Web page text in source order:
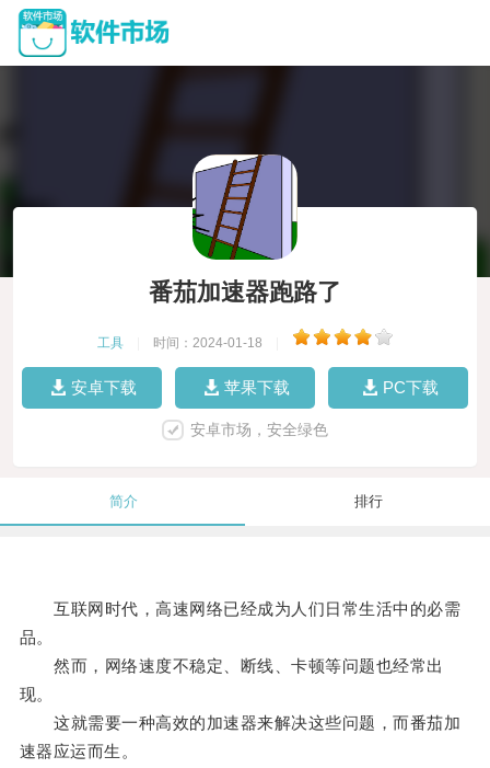
番茄加速器跑路了
工具 时间：2024-01-18
安卓下载 苹果下载 PC下载
安卓市场，安全绿色
简介 排行
互联网时代，高速网络已经成为人们日常生活中的必需
品。
然而，网络速度不稳定、断线、卡顿等问题也经常出
现。
这就需要一种高效的加速器来解决这些问题，而番茄加
速器应运而生。